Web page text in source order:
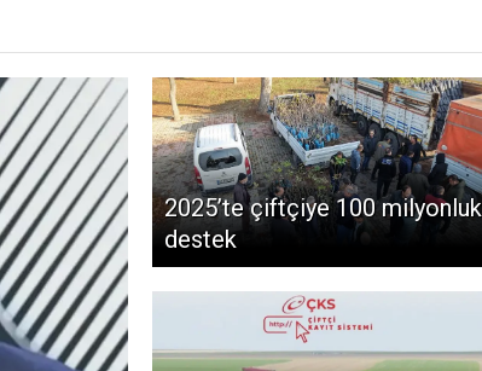
2025’te çiftçiye 100 milyonluk
destek